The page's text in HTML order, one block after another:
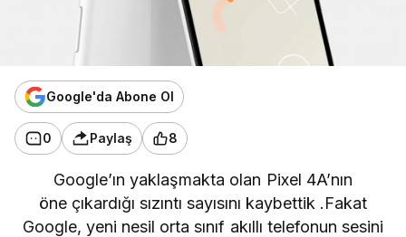
Google'da Abone Ol
0 Paylaş 8
Google’ın yaklaşmakta olan Pixel 4A’nın
öne çıkardığı sızıntı sayısını kaybettik .Fakat
Google, yeni nesil orta sınıf akıllı telefonun sesini